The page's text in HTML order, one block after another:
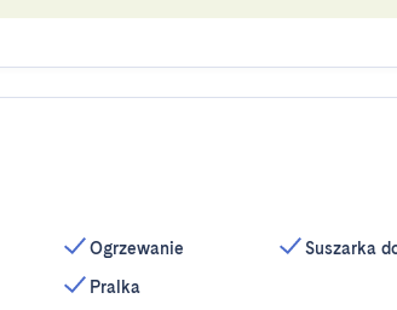
Ogrzewanie
Pralka
Suszarka